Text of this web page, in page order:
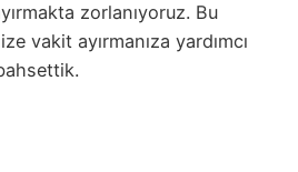
zorlanıyoruz. Bu
vakit ayırmanıza yardımcı